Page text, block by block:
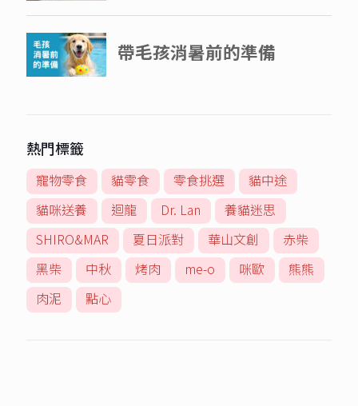
熱門標籤
寵物零食 貓零食 零食挑選
貓中途
貓咪送養
迴龍 Dr. Lan
養貓迷思
SHIRO&MAR
夏日派對 華山文創
赤柴
黑柴
中秋 烤肉 me-o 咪歐
熊熊
肉泥
點心